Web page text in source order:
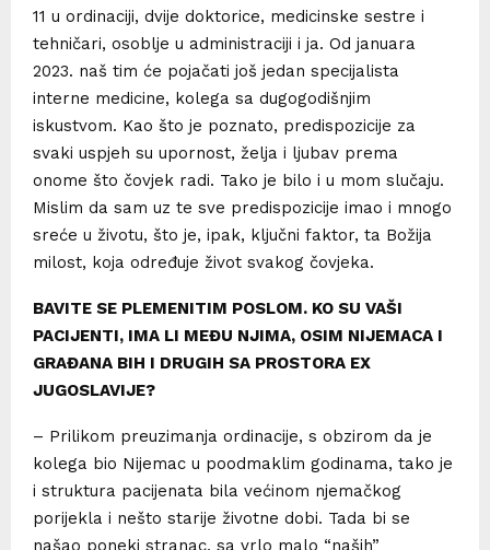
11 u ordinaciji, dvije doktorice, medicinske sestre i
tehničari, osoblje u administraciji i ja. Od januara
2023. naš tim će pojačati još jedan specijalista
interne medicine, kolega sa dugogodišnjim
iskustvom. Kao što je poznato, predispozicije za
svaki uspjeh su upornost, želja i ljubav prema
onome što čovjek radi. Tako je bilo i u mom slučaju.
Mislim da sam uz te sve predispozicije imao i mnogo
sreće u životu, što je, ipak, ključni faktor, ta Božija
milost, koja određuje život svakog čovjeka.
BAVITE SE PLEMENITIM POSLOM. KO SU VAŠI
PACIJENTI, IMA LI MEĐU NJIMA, OSIM NIJEMACA I
GRAĐANA BIH I DRUGIH SA PROSTORA EX
JUGOSLAVIJE?
– Prilikom preuzimanja ordinacije, s obzirom da je
kolega bio Nijemac u poodmaklim godinama, tako je
i struktura pacijenata bila većinom njemačkog
porijekla i nešto starije životne dobi. Tada bi se
našao poneki stranac, sa vrlo malo “naših”